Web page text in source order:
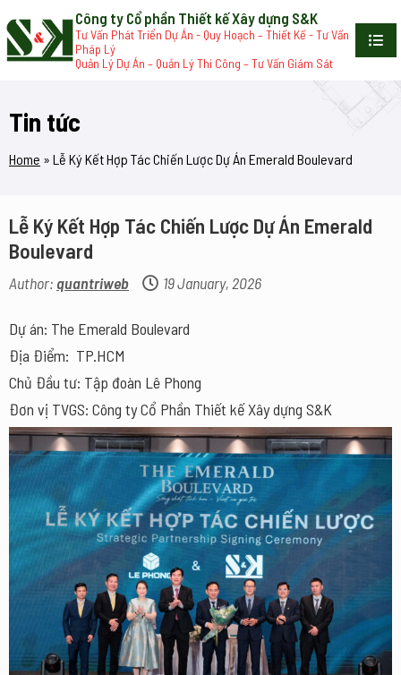
Công ty Cổ phần Thiết kế Xây dựng S&K
Tư Vấn Phát Triển Dự Án - Quy Hoạch – Thiết Kế - Tư Vấn
Pháp Lý
Quản Lý Dự Án – Quản Lý Thi Công – Tư Vấn Giám Sát
Tin tức
Home » Lễ Ký Kết Hợp Tác Chiến Lược Dự Án Emerald Boulevard
Lễ Ký Kết Hợp Tác Chiến Lược Dự Án Emerald
Boulevard
Author: quantriweb 19 January, 2026
Dự án: The Emerald Boulevard
Địa Điểm: TP.HCM
Chủ Đầu tư: Tập đoàn Lê Phong
Đơn vị TVGS: Công ty Cổ Phần Thiết kế Xây dựng S&K